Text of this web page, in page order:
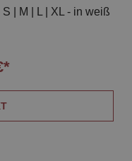
| M | L | XL - in weiß